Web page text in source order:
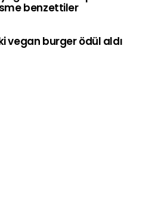
benzettiler
vegan burger ödül aldı